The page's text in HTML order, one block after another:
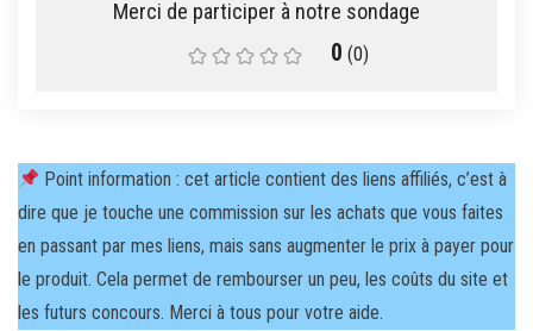
0 (0)
Point information : cet article contient des liens affiliés, c’est à
dire que je touche une commission sur les achats que vous faites
en passant par mes liens, mais sans augmenter le prix à payer pour
le produit. Cela permet de rembourser un peu, les coûts du site et
les futurs concours. Merci à tous pour votre aide.